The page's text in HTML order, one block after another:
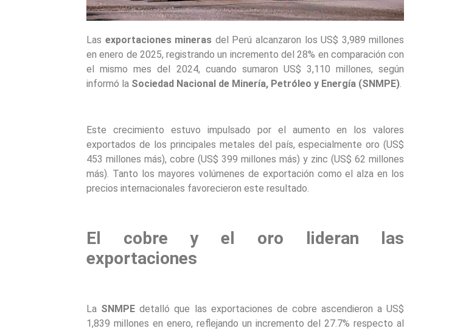
Las exportaciones mineras del Perú alcanzaron los US$ 3,989 millones
en enero de 2025, registrando un incremento del 28% en comparación con
el mismo mes del 2024, cuando sumaron US$ 3,110 millones, según
informó la Sociedad Nacional de Minería, Petróleo y Energía (SNMPE)
Este crecimiento estuvo impulsado por el aumento en los valores
exportados de los principales metales del país, especialmente oro (US$
453 millones más), cobre (US$ 399 millones más) y zinc (US$ 62 millones
más). Tanto los mayores volúmenes de exportación como el alza en los
precios internacionales favorecieron este resultado.
El cobre y el oro lideran las
exportaciones
La SNMPE detalló que las exportaciones de cobre ascendieron a US$
1,839 millones en enero, reflejando un incremento del 27.7% respecto al